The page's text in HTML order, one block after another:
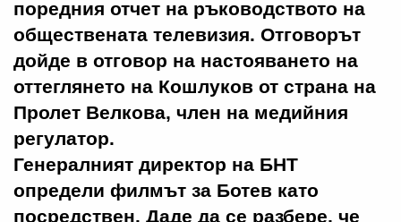
поредния отчет на ръководството на
обществената телевизия. Отговорът
дойде в отговор на настояването на
оттеглянето на Кошлуков от страна на
Пролет Велкова, член на медийния
регулатор.
Генералният директор на БНТ
определи филмът за Ботев като
посредствен. Даде да се разбере, че